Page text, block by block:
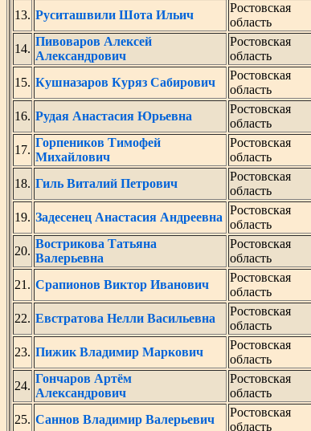
13. Руситашвили Шота Ильич
Ростовская
область
14.
Пивоваров Алексей
Александрович
Ростовская
область
15. Кушназаров Куряз Сабирович
Ростовская
область
16. Рудая Анастасия Юрьевна
Ростовская
область
17.
Горпеников Тимофей
Михайлович
Ростовская
область
18. Гиль Виталий Петрович
Ростовская
область
19. Задесенец Анастасия Андреевна
Ростовская
область
20.
Вострикова Татьяна
Валерьевна
Ростовская
область
21. Срапионов Виктор Иванович
Ростовская
область
22. Евстратова Нелли Васильевна
Ростовская
область
23. Пижик Владимир Маркович
Ростовская
область
24.
Гончаров Артём
Александрович
Ростовская
область
25. Саннов Владимир Валерьевич
Ростовская
область